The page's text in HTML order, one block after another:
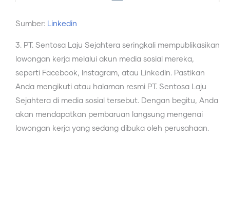
Sumber: Linkedin
3. PT. Sentosa Laju Sejahtera seringkali mempublikasikan
lowongan kerja melalui akun media sosial mereka,
seperti Facebook, Instagram, atau LinkedIn. Pastikan
Anda mengikuti atau halaman resmi PT. Sentosa Laju
Sejahtera di media sosial tersebut. Dengan begitu, Anda
akan mendapatkan pembaruan langsung mengenai
lowongan kerja yang sedang dibuka oleh perusahaan.